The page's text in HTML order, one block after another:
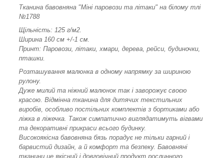
Тканина бавовняна "Міні паровози та літаки" на білому тлі
№1788
Щільність: 125 г/м2.
Ширина 160 см +/-1 см.
Принт: Паровози, літаки, хмари, дерева, рейси, будиночки,
пташки.
Розташування малюнка в одному напрямку за шириною
рулону.
Дуже милий та ніжний малюнок так і заворожує своєю
красою. Відмінна тканина для дитячих текстильних
виробів, особливо постільних комплектів з бортиками або
ліжка в ліжечка. Також симпатично виглядатимуть вігвами
та декоративні прикраси всього будинку.
Високоякісна бавовняна бязь порадує не тільки гарний і
барвистий дизайн, а й комфорт та безпеку. Бавовняні
тканини це якісний і довговічний продукт рослинного